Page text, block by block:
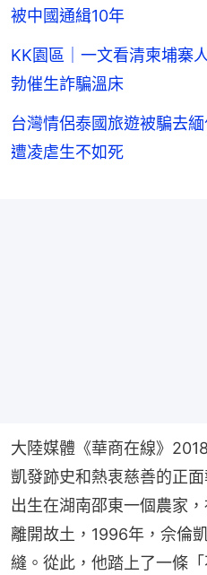
被中國通緝10年
KK園區｜一文看清柬埔寨
勃催生詐騙溫床
台灣情侶泰國旅遊被騙去
遭凌虐生不如死
大陸媒體《華商在線》
凱發跡史和熱衷慈善的正
出生在湖南邵東一個農家
離開故土，1996年，佘倫
縫。從此，他踏上了一條